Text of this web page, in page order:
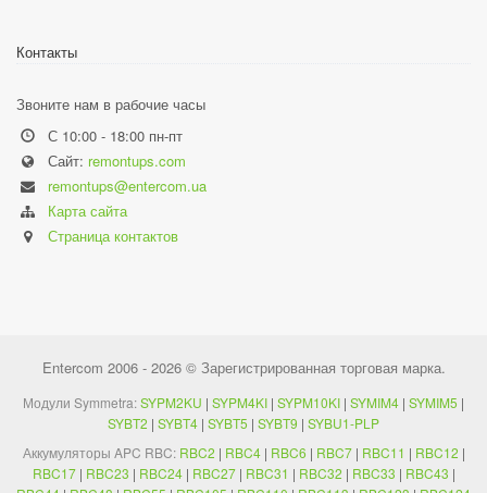
Контакты
Звоните нам в рабочие часы
С 10:00 - 18:00 пн-пт
Сайт: remontups.com
remontups@entercom.ua
Карта сайта
Страница контактов
Entercom 2006 - 2026 © Зарегистрированная торговая марка.
Модули Symmetra:SYPM2KU | SYPM4KI | SYPM10KI | SYMIM4 | SYMIM5 |
SYBT2 | SYBT4 | SYBT5 | SYBT9 | SYBU1-PLP
Аккумуляторы APC RBC: RBC2 | RBC4| RBC6 | RBC7| RBC11 | RBC12 |
RBC17| RBC23 | RBC24| RBC27| RBC31 | RBC32 | RBC33 | RBC43 |